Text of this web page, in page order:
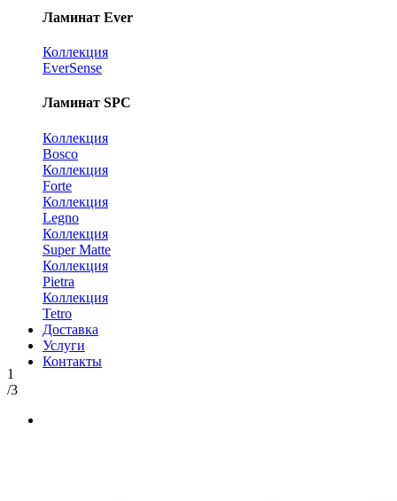
Ламинат Ever
Коллекция
EverSense
Ламинат SPC
Коллекция
Bosco
Коллекция
Forte
Коллекция
Legno
Коллекция
Super Matte
Коллекция
Pietra
Коллекция
Tetro
Доставка
Услуги
Контакты
1
/3